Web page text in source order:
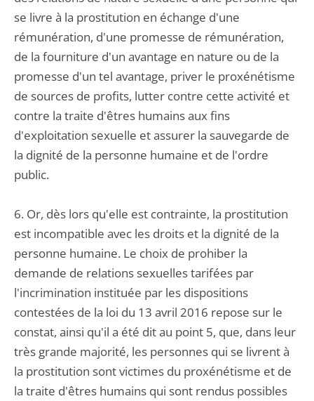
se livre à la prostitution en échange d'une
rémunération, d'une promesse de rémunération,
de la fourniture d'un avantage en nature ou de la
promesse d'un tel avantage, priver le proxénétisme
de sources de profits, lutter contre cette activité et
contre la traite d'êtres humains aux fins
d'exploitation sexuelle et assurer la sauvegarde de
la dignité de la personne humaine et de l'ordre
public.
6. Or, dès lors qu'elle est contrainte, la prostitution
est incompatible avec les droits et la dignité de la
personne humaine. Le choix de prohiber la
demande de relations sexuelles tarifées par
l'incrimination instituée par les dispositions
contestées de la loi du 13 avril 2016 repose sur le
constat, ainsi qu'il a été dit au point 5, que, dans leur
très grande majorité, les personnes qui se livrent à
la prostitution sont victimes du proxénétisme et de
la traite d'êtres humains qui sont rendus possibles